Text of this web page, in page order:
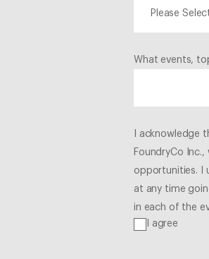
What events,
I acknowledge
FoundryCo
opportunities. I
at any time
in each of the
I agree